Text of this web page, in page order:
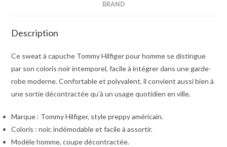
BRAND
Description
Ce sweat à capuche Tommy Hilfiger pour homme se distingue
par son coloris noir intemporel, facile à intégrer dans une garde-
robe moderne. Confortable et polyvalent, il convient aussi bien à
une sortie décontractée qu’à un usage quotidien en ville.
Marque : Tommy Hilfiger, style preppy américain.
Coloris : noir, indémodable et facile à assortir.
Modèle homme, coupe décontractée.